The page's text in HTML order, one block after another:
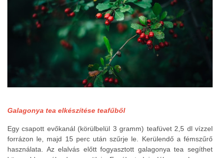
Galagonya tea elkészítése teafűből
Egy csapott evőkanál (körülbelül 3 gramm) teafüvet 2,5 dl vízzel
forrázon le, majd 15 perc után szűrje le. Kerülendő a fémszűrő
használata. Az elalvás előtt fogyasztott galagonya tea segíthet